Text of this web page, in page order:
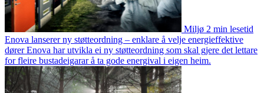
Miljø 2 min lesetid
Enova lanserer ny støtteordning – enklare å velje energieffektive
dørerEnova har utvikla ei ny støtteordning som skal gjere det lettare
for fleire bustadeigarar å ta gode energival i eigen heim.